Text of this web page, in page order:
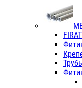
FIRAT